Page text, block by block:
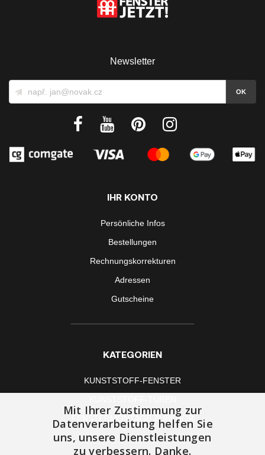
Newsletter
IHR KONTO
Persönliche Infos
Bestellungen
Rechnungskorrekturen
Adressen
Gutscheine
KATEGORIEN
KUNSTSTOFF-FENSTER
FENSTERMONTAGE ZUBEHÖR
Mit Ihrer Zustimmung zur
Datenverarbeitung helfen Sie
uns, unsere Dienstleistungen
zu verbessern. Danke.